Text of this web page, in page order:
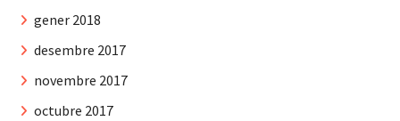
gener 2018
desembre 2017
novembre 2017
octubre 2017